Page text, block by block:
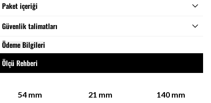
Paket içeriği
Güvenlik talimatları
Ödeme Bilgileri
Ölçü Rehberi
54 mm 21 mm 140mm